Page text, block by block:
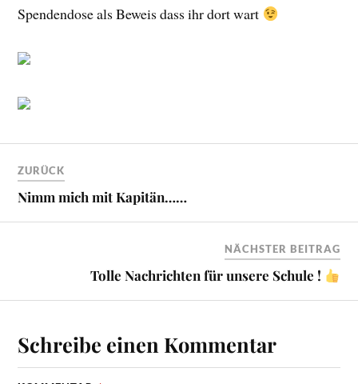
Spendendose als Beweis dass ihr dort wart
ZURÜCK
Nimm mich mit Kapitän……
NÄCHSTER BEITRAG
Tolle Nachrichten für unsere Schule !
Schreibe einen Kommentar